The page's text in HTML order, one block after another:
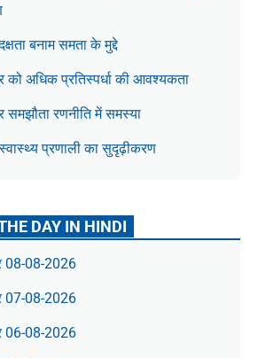
बनाम समता के मुद्दे
को अधिक प्रतिस्पर्धा की आवश्यकता
समझौता रणनीति में समस्या
प्रणाली का सुदृढ़ीकरण
DAY IN HINDI
08-08-2026
07-08-2026
06-08-2026